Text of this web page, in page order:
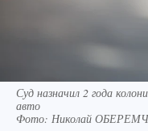
Суд назначил 2 года
авто
Фото: Николай